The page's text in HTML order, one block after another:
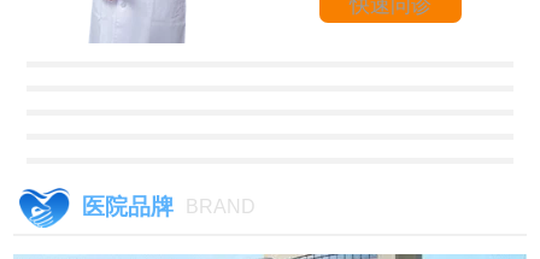
快速问诊
医院品牌 BRAND